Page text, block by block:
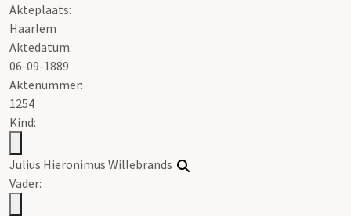
Akteplaats:
Haarlem
Aktedatum:
06-09-1889
Aktenummer:
1254
Kind:
Julius Hieronimus Willebrands
Vader: